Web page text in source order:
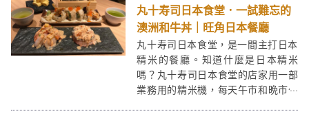
丸十寿司日本食堂．一試難忘的
澳洲和牛丼｜旺角日本餐廳
丸十寿司日本食堂，是一間主打日本
精米的餐廳。知道什麼是日本精米
嗎？丸十寿司日本食堂的店家用一部
業務用的精米機，每天午市和晩市勻